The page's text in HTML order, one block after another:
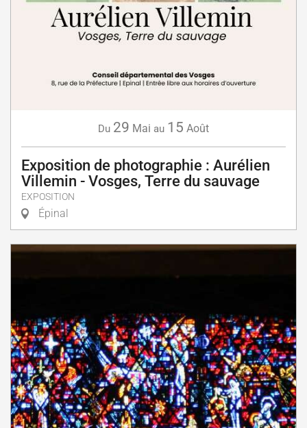
Du 29 Mai au 15 Août
Exposition de photographie : Aurélien
Villemin - Vosges, Terre du sauvage
EXPOSITION
Épinal